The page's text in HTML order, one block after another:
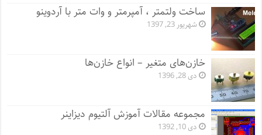
ساخت ولتمتر ، آمپرمتر و وات متر با آردوینو
شهریور 23, 1397
خازن‌های متغیر – انواع خازن‌ها
دی 28, 1396
مجموعه مقالات آموزش آلتیوم دیزاینر
دی 10, 1392